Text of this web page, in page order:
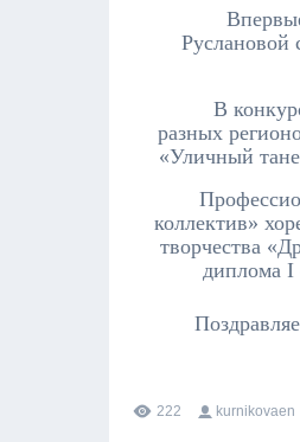
Руслановой
В
разных
«Уличный
коллектив»
творчества
диплома I
222 kurnikovaen